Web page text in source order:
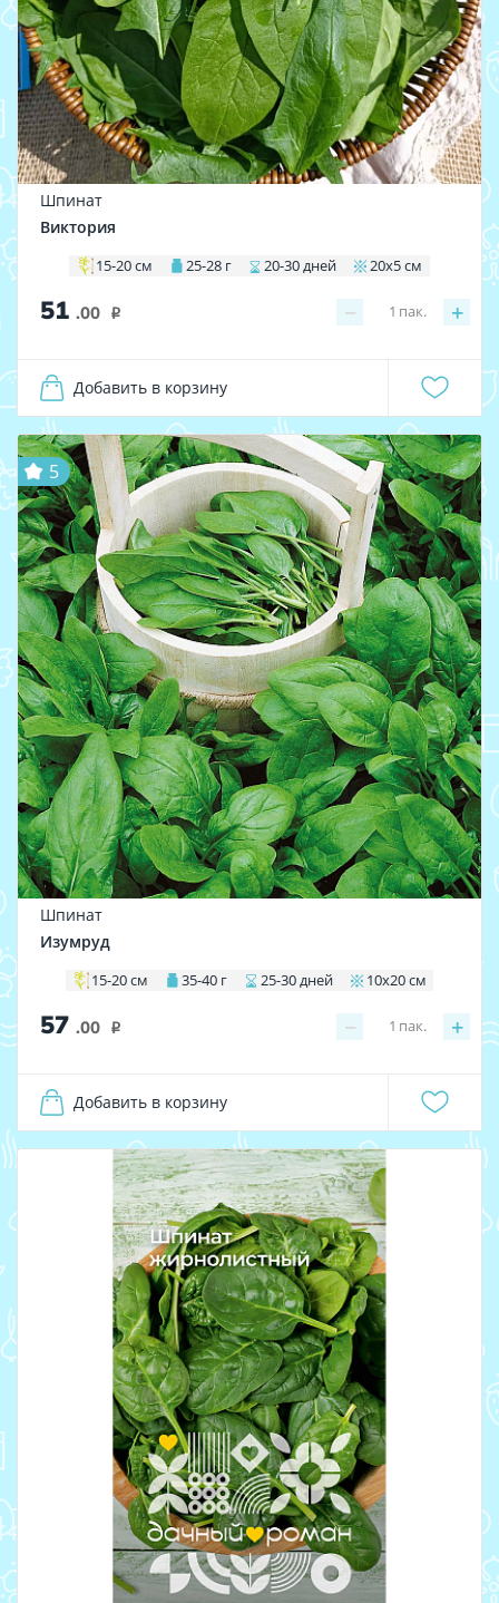
Шпинат
Виктория
15-20 см 25-28 г 20-30 дней 20х5 см
51 .00 i − +
1 пак.
Добавить в корзину
5
Шпинат
Изумруд
15-20 см 35-40 г 25-30 дней 10х20 см
57 .00 i − +
1 пак.
Добавить в корзину